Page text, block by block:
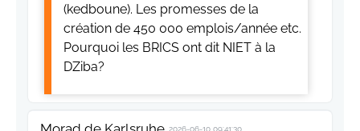
(kedboune). Les promesses de la
création de 450 000 emplois/année etc.
Pourquoi les BRICS ont dit NIET à la
DZiba?
2026-06-10 09:41:30